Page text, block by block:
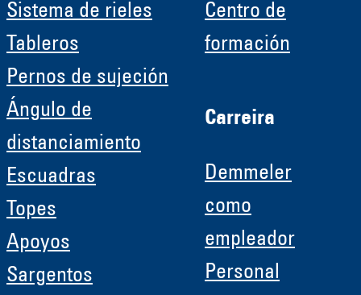
Sistema de rieles
Tableros
Pernos de sujeción
Ángulo de
distanciamiento
Escuadras
Topes
Apoyos
Sargentos
Centro de
formación
Carreira
Demmeler
como
empleador
Personal